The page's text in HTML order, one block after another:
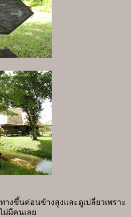
งขึ้นค่อนข้างสูงและดูเปลี่ยวเพราะ
ม่มีคนเลย